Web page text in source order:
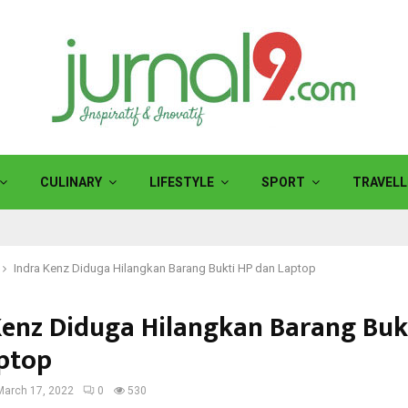
CULINARY LIFESTYLE SPORT
Indra Kenz Diduga Hilangkan Barang Bukti HP dan Laptop
Diduga Hilangkan Barang
17, 2022 0 530